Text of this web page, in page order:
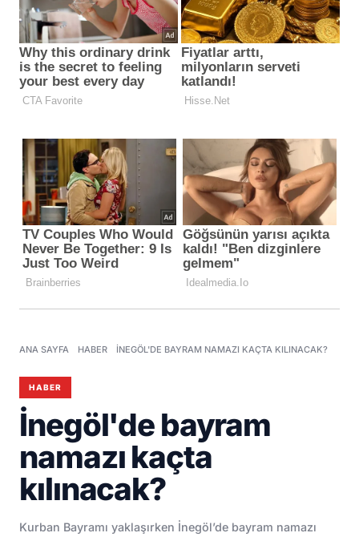
ANA SAYFA HABER İNEGÖL'DE BAYRAM NAMAZI KAÇTA KILINACAK?
HABER
İnegöl'de bayram
namazı kaçta
kılınacak?
Kurban Bayramı yaklaşırken İnegöl’de bayram namazı